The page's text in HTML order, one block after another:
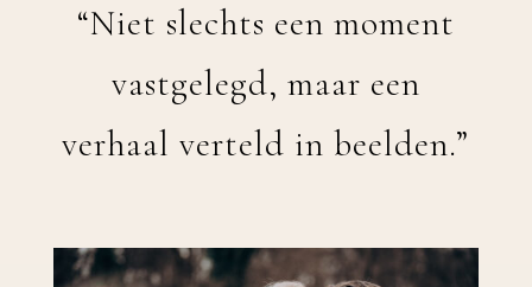
“Niet slechts een moment
vastgelegd, maar een
verhaal verteld in beelden.”